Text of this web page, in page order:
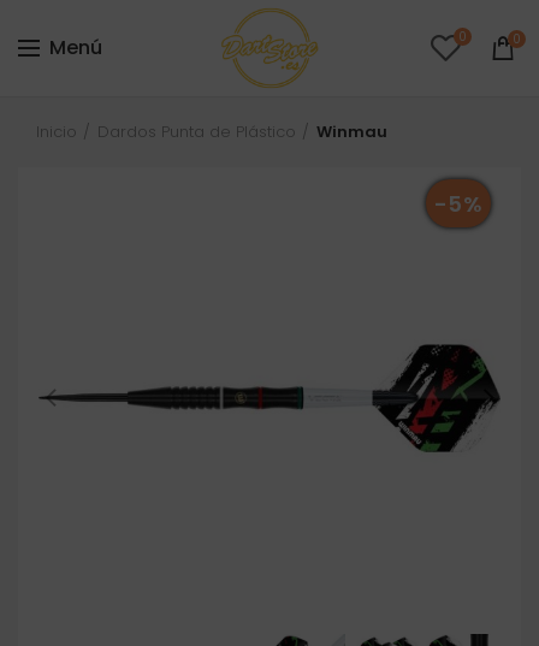
Menú 0 0
Inicio Dardos Punta de Plástico Winmau
-5%